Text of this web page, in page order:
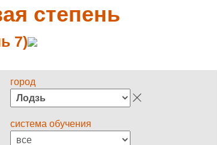
степень
7)
город
система обучения